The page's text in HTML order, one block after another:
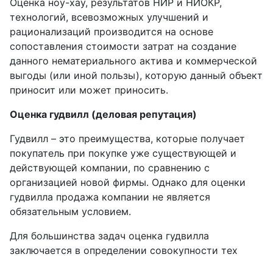
Оценка ноу-хау, результатов НИР и НИОКР,
технологий, всевозможных улучшений и
рационализаций производится на основе
сопоставления стоимости затрат на создание
данного нематериального актива и коммерческой
выгоды (или иной пользы), которую данный объект
приносит или может приносить.
Оценка гудвилл (деловая репутация)
Гудвилл – это преимущества, которые получает
покупатель при покупке уже существующей и
действующей компании, по сравнению с
организацией новой фирмы. Однако для оценки
гудвилла продажа компании не является
обязательным условием.
Для большинства задач оценка гудвилла
заключается в определении совокупности тех